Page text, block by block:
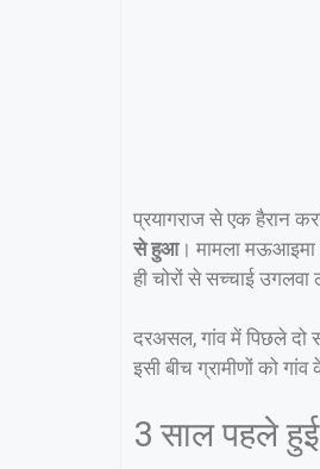
प्रयागराज से एक हैरान
से हुआ। मामला मऊआइमा
ही चोरों से सच्चाई उगलवा
दरअसल, गांव में पिछले दो
इसी बीच ग्रामीणों को
3 साल पहले हुई